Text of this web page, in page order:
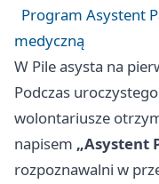
Program Asystent
medyczną
W Pile asysta na
Podczas
wolontariusze
napisem „Asystent
rozpoznawalni w